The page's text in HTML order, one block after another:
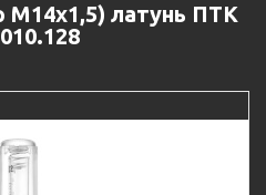
латунь ПТК